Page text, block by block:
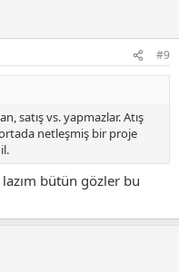
#9
satış vs. yapmazlar. Atış
ortada netleşmiş bir proje
bütün gözler bu